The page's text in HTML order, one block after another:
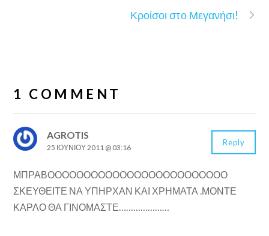
Κροίσοι στο Μεγανήσι!
1 COMMENT
AGROTIS
25 ΙΟΥΝΊΟΥ 2011 @ 03:16
ΜΠΡΑΒΟΟΟΟΟΟΟΟΟΟΟΟΟΟΟΟΟΟΟΟΟΟΟΟΟ
ΣΚΕΥΘΕΙΤΕ ΝΑ ΥΠΗΡΧΑΝ ΚΑΙ ΧΡΗΜΑΤΑ .ΜΟΝΤΕ
ΚΑΡΛΟ ΘΑ ΓΙΝΟΜΑΣΤΕ…………………
Reply